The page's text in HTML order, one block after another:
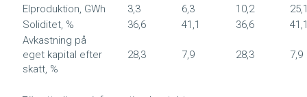
Elproduktion, GWh
3,3 6,3 10,2
Soliditet, %
36,6 41,1 36,6
Avkastning på
eget kapital efter
skatt, %
28,3 7,9 28,3 7,9